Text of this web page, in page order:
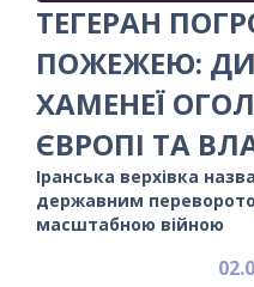
ТЕГЕРАН
ПОЖЕЖЕЮ:
ХАМЕНЕЇ
ЄВРОПІ ТА
Іранська верхівка
державним
масштабною війною